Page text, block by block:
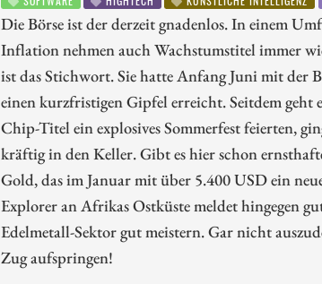
Die Börse ist der derzeit gnadenlos. In einem
Inflation nehmen auch Wachstumstitel immer
ist das Stichwort. Sie hatte Anfang Juni mit der
einen kurzfristigen Gipfel erreicht. Seitdem
Chip-Titel ein explosives Sommerfest feierten,
kräftig in den Keller. Gibt es hier schon
Gold, das im Januar mit über 5.400 USD ein
Explorer an Afrikas Ostküste meldet hingegen
Edelmetall-Sektor gut meistern. Gar nicht
Zug aufspringen!